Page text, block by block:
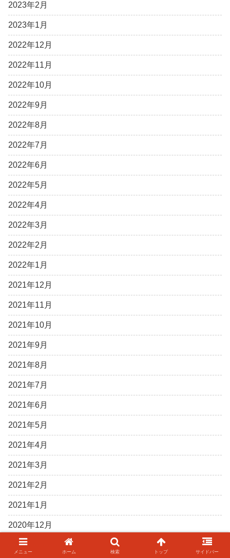
2023年2月
2023年1月
2022年12月
2022年11月
2022年10月
2022年9月
2022年8月
2022年7月
2022年6月
2022年5月
2022年4月
2022年3月
2022年2月
2022年1月
2021年12月
2021年11月
2021年10月
2021年9月
2021年8月
2021年7月
2021年6月
2021年5月
2021年4月
2021年3月
2021年2月
2021年1月
2020年12月
2020年11月
メニュー ホーム 検索 トップ サイドバー